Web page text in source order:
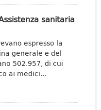
sanitaria
espresso la
generale e del
502.957, di cui
ai medici...